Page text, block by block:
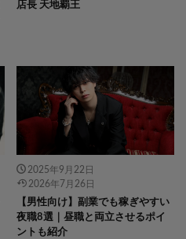
店長 天地覇王
" class="attachment-
icatch375 size-icatch375 wp-post-
image" alt="" />
2025年9月22日
2026年7月26日
【男性向け】副業でも稼ぎやすい
夜職8選｜昼職と両立させるポイ
ントも紹介